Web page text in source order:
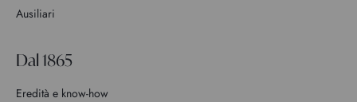
Ausiliari
Dal 1865
Eredità e know-how